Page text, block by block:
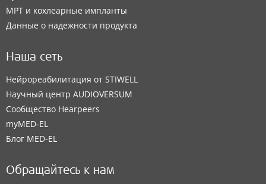
МРТ и кохлеарные импланты
Данные о надежности продукта
Наша сеть
Нейрореабилитация от STIWELL
Научный центр AUDIOVERSUM
Сообщество Hearpeers
myMED‑EL
Блог MED-EL
Обращайтесь к нам